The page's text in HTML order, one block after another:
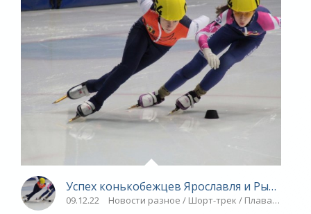
Успех конькобежцев Ярославля и Рыбинска
09.12.22 Новости разное / Шорт-трек / Плавание /